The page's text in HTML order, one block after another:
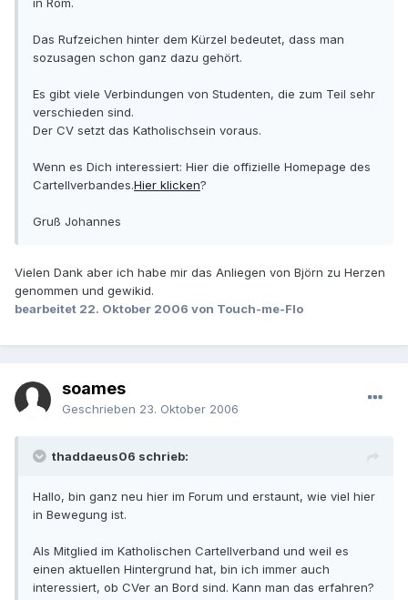
in Rom.
Das Rufzeichen hinter dem Kürzel bedeutet, dass man
sozusagen schon ganz dazu gehört.
Es gibt viele Verbindungen von Studenten, die zum Teil sehr
verschieden sind.
Der CV setzt das Katholischsein voraus.
Wenn es Dich interessiert: Hier die offizielle Homepage des
Cartellverbandes.Hier klicken?
Gruß Johannes
Vielen Dank aber ich habe mir das Anliegen von Björn zu Herzen
genommen und gewikid.
bearbeitet 22. Oktober 2006 von Touch-me-Flo
soames
Geschrieben 23. Oktober 2006
thaddaeus06 schrieb:
Hallo, bin ganz neu hier im Forum und erstaunt, wie viel hier
in Bewegung ist.
Als Mitglied im Katholischen Cartellverband und weil es
einen aktuellen Hintergrund hat, bin ich immer auch
interessiert, ob CVer an Bord sind. Kann man das erfahren?